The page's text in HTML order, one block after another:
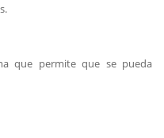
que permite que se pueda